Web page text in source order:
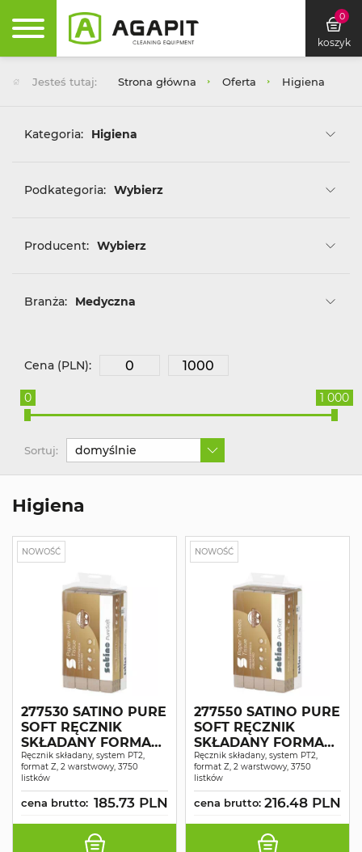
0
koszyk
Jesteś tutaj: Strona główna Oferta Higiena
Kategoria: Higiena
Podkategoria: Wybierz
Producent: Wybierz
Branża: Medyczna
Cena (PLN):
0 1 000
Sortuj: domyślnie
Higiena
NOWOŚĆ
277530 SATINO PURE
SOFT RĘCZNIK
SKŁADANY FORMAT
"Z" 20,6X24,0 CM
3750
Ręcznik składany, system PT2,
format Z, 2 warstwowy, 3750
listków
cena brutto: 185.73 PLN
NOWOŚĆ
277550 SATINO PURE
SOFT RĘCZNIK
SKŁADANY FORMAT
"Z" 24,0x24,0 CM
3750
Ręcznik składany, system PT2,
format Z, 2 warstwowy, 3750
listków
cena brutto: 216.48 PLN